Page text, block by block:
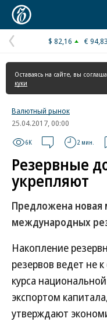
Предыдущая
страница
$ 82,16 € 94,83
Оставаясь на сайте, вы
куки
Валютный рынок
25.04.2017, 00:00
6K 2 мин.
Резервные
укрепляют
Предложена новая
международных
Накопление
резервов ведет не
курса
экспортом
утверждают